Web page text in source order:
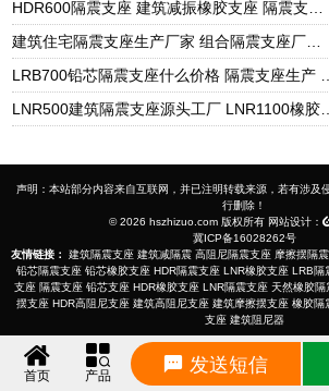
HDR600隔震支座 建筑减振橡胶支座 隔震支座厂家批发
建筑住宅隔震支座生产厂家 组合隔震支座厂家电话 LNR隔震橡胶支座厂家电话
LRB700铅芯隔震支座什么价格
LNR500建筑隔震支座源头工厂
首页 产品 发送短信
声明：本站部分内容来自互联网，并已注明转载来源，若有涉
行删除！
© 2026 hszhizuo.com 版权所有 网站设计：
冀ICP备16028262号
友情链接：
建筑隔震支座 建筑减隔震 高阻尼隔震支座 摩擦摆隔
铅芯隔震支座 铅芯橡胶支座 HDR隔震支座 LNR橡胶支座 LRB隔
支座 隔震支座 铅芯支座 HDR橡胶支座 LNR隔震支座 天然橡胶隔
摆支座 HDR高阻尼支座 建筑高阻尼支座 建筑摩擦摆支座 橡胶隔
支座 建筑阻尼器